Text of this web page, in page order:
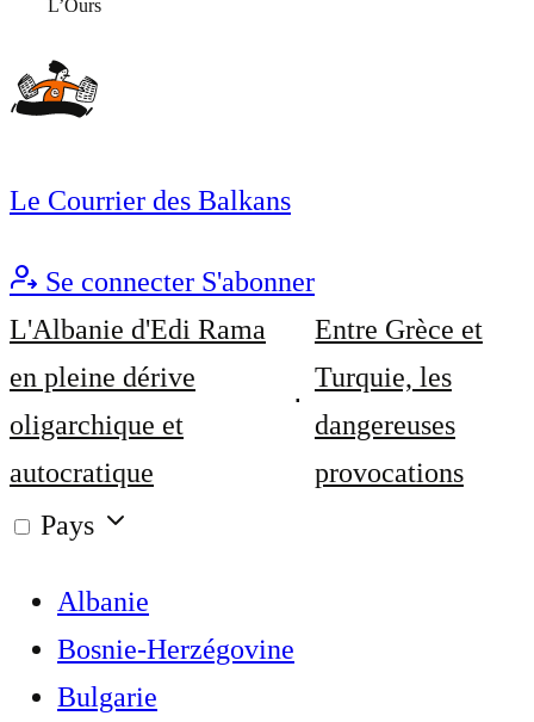
L’Ours
Le Courrier des Balkans
Se connecter S'abonner
L'Albanie d'Edi Rama
en pleine dérive
oligarchique et
autocratique
Entre Grèce et
Turquie, les
dangereuses
provocations
Pays
Albanie
Bosnie-Herzégovine
Bulgarie